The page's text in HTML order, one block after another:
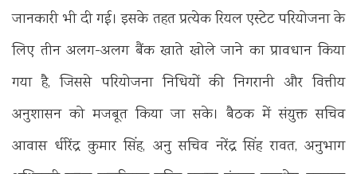
जानकारी भी दी गई। इसके तहत प्रत्येक रियल एस्टेट परियोजना के
लिए तीन अलग-अलग बैंक खाते खोले जाने का प्रावधान किया
गया है, जिससे परियोजना निधियों की निगरानी और वित्तीय
अनुशासन को मजबूत किया जा सके। बैठक में संयुक्त सचिव
आवास धीरेंद्र कुमार सिंह, अनु सचिव नरेंद्र सिंह रावत, अनुभाग